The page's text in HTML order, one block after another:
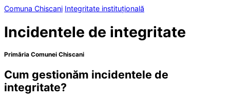
Comuna Chiscani Integritate instituțională
Incidentele de integritate
Primăria Comunei Chiscani
Cum gestionăm incidentele de
integritate?